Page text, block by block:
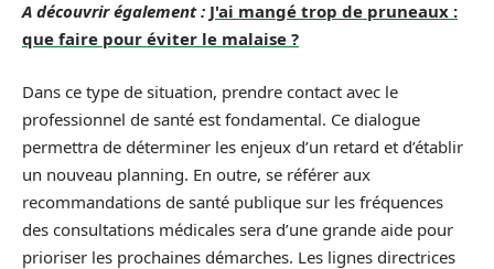
A découvrir également : J'ai mangé trop de pruneaux :
que faire pour éviter le malaise ?
Dans ce type de situation, prendre contact avec le
professionnel de santé est fondamental. Ce dialogue
permettra de déterminer les enjeux d’un retard et d’établir
un nouveau planning. En outre, se référer aux
recommandations de santé publique sur les fréquences
des consultations médicales sera d’une grande aide pour
prioriser les prochaines démarches. Les lignes directrices